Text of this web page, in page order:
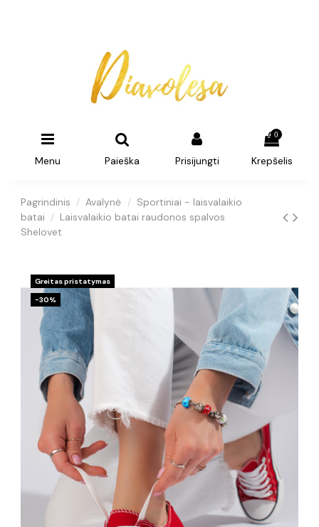
Menu Paieška Prisijungti
0
Krepšelis
Pagrindinis Avalynė
Sportiniai - laisvalaikio
batai
Laisvalaikio batai raudonos spalvos
Shelovet
Greitas pristatymas
−30%